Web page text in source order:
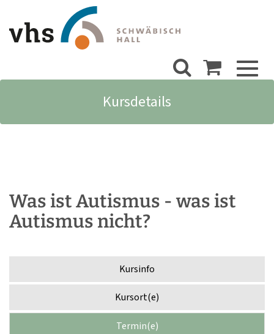
Kursdetails
Was ist Autismus - was ist
Autismus nicht?
Kursinfo
Kursort(e)
Termin(e)